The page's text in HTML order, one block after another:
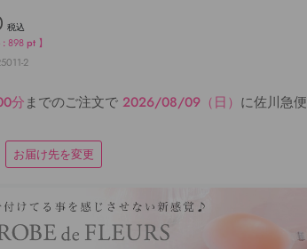
税込
:898pt 】
2
分までのご注文で 2026/08/09（日） に佐川急便
お届け先を変更